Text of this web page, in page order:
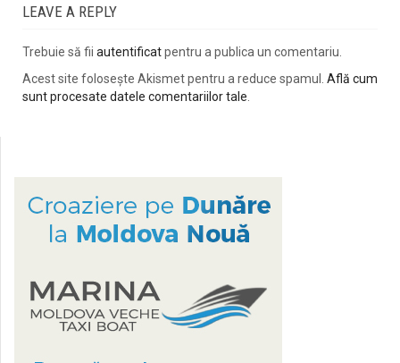
LEAVE A REPLY
Trebuie să fii autentificatpentru a publica un comentariu.
Acest site folosește Akismet pentru a reduce spamul. Află cum
sunt procesate datele comentariilor tale.